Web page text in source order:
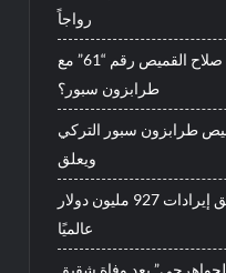
رواجاً
ما السر وراء ارتداء محمد صلاح القميص رقم “61” مع
طرابزون سبور؟
طرابزون سبور التركي
ويعلق
فيلم “سبايدر مان” الجديد يحقق إيرادات 927 مليون دولار
عالميًا
بعد وفاة شقيق